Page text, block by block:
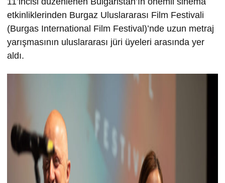
etkinliklerinden Burgaz Uluslararası Film Festivali
(Burgas International Film Festival)’nde uzun metraj
yarışmasının uluslararası jüri üyeleri arasında yer
aldı.